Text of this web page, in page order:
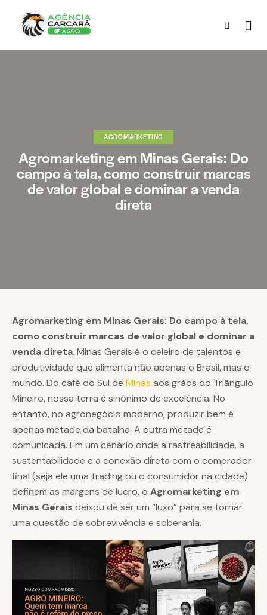
AGROMARKETING
Agromarketing em Minas Gerais: Do
campo à tela, como construir marcas
de valor global e dominar a venda
direta
Agromarketing em Minas Gerais: Do campo à tela,
como construir marcas de valor global e dominar a
venda direta. Minas Gerais é o celeiro de talentos e
produtividade que alimenta não apenas o Brasil, mas o
mundo. Do café do Sul de Minas aos grãos do Triângulo
Mineiro, nossa terra é sinônimo de excelência. No
entanto, no agronegócio moderno, produzir bem é
apenas metade da batalha. A outra metade é
comunicada. Em um cenário onde a rastreabilidade, a
sustentabilidade e a conexão direta com o comprador
final (seja ele uma trading ou o consumidor na cidade)
definem as margens de lucro, o Agromarketing em
Minas Gerais deixou de ser um “luxo” para se tornar
uma questão de sobrevivência e soberania.